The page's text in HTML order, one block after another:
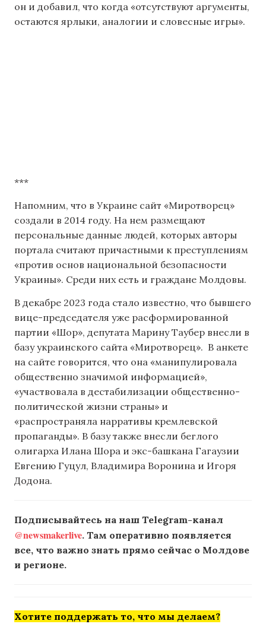
он и добавил, что когда «отсутствуют аргументы,
остаются ярлыки, аналогии и словесные игры».
***
Напомним, что в Украине сайт «Миротворец»
создали в 2014 году. На нем размещают
персональные данные людей, которых авторы
портала считают причастными к преступлениям
«против основ национальной безопасности
Украины». Среди них есть и граждане Молдовы.
В декабре 2023 года стало известно, что бывшего
вице-председателя уже расформированной
партии «Шор», депутата Марину Таубер внесли в
базу украинского сайта «Миротворец». В анкете
на сайте говорится, что она «манипулировала
общественно значимой информацией»,
«участвовала в дестабилизации общественно-
политической жизни страны» и
«распространяла нарративы кремлевской
пропаганды». В базу также внесли беглого
олигарха Илана Шора и экс-башкана Гагаузии
Евгению Гуцул, Владимира Воронина и Игоря
Додона.
Подписывайтесь на наш Telegram-канал
@newsmakerlive. Там оперативно появляется
все, что важно знать прямо сейчас о Молдове
и регионе.
Хотите поддержать то, что мы делаем?